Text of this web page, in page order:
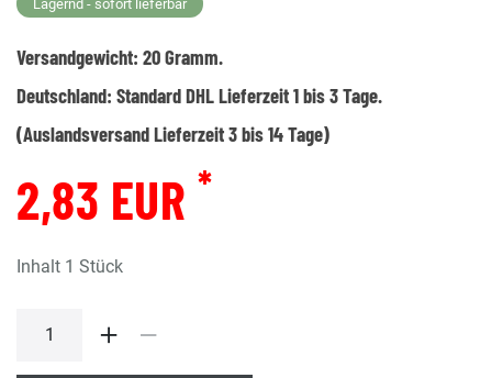
Lagernd - sofort lieferbar
Versandgewicht: 20Gramm.
Deutschland: Standard DHL Lieferzeit 1 bis 3 Tage.
(Auslandsversand Lieferzeit 3 bis 14 Tage)
2,83 EUR *
Inhalt 1 Stück